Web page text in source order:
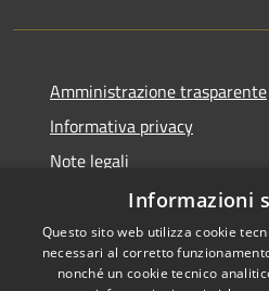
Amministrazione trasparente
Informativa privacy
Note legali
Dichiarazione di accessibilità
Informazioni
Questo sito web utilizza cookie
necessari al corretto
nonché un cookie tecnico